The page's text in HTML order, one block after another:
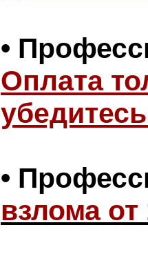
•
Оплата
•
взлома